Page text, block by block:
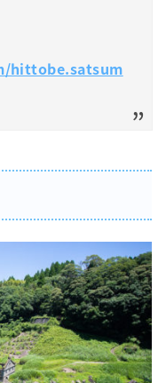
hittobe.satsum